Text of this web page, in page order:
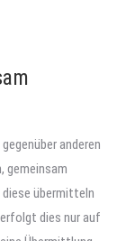
anderen
gemeinsam
übermitteln
dies nur auf